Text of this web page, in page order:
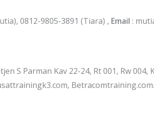
0812-9805-3891 (Tiara) , Email :
S Parman Kav 22-24, Rt 001, Rw
Betracomtraining.com.